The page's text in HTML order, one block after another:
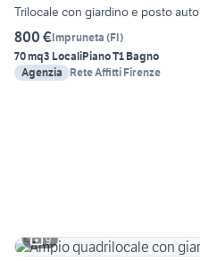
Trilocale con giardino e posto auto
800 €Impruneta (FI)
70 mq3 LocaliPiano T1 Bagno
Agenzia
Rete Affitti Firenze
9